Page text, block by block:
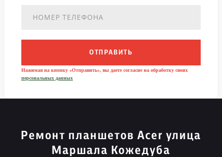
ОТПРАВИТЬ
Нажимая на кнопку «Отправить», вы даете согласие на обработку своих
персональных данных
Ремонт планшетов Acer улица
Маршала Кожедуба